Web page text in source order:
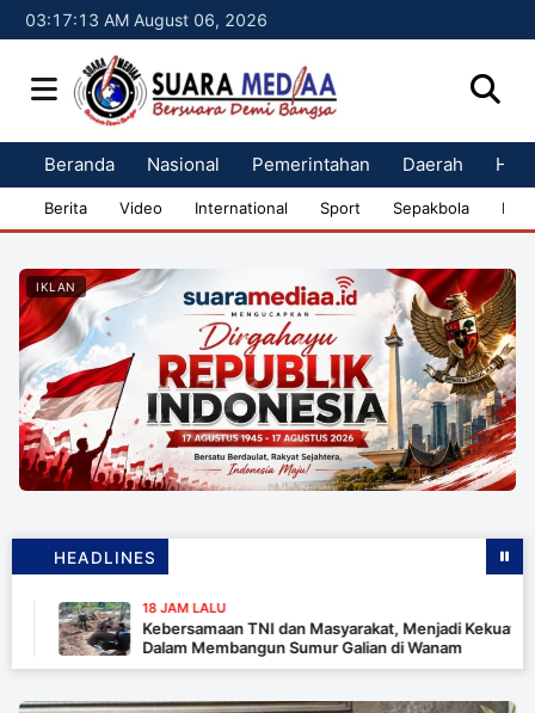
03:17:14 AM August 06, 2026
Beranda Nasional Pemerintahan Daerah
Berita Video International Sport Sepakbola
IKLAN
HEADLINES
18 JAM LALU
Kebersamaan TNI dan Masyarakat, Menjadi Kekuatan TMMD
Dalam Membangun Sumur Galian di Wanam